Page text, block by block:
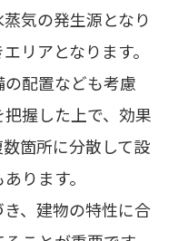
気の発生源となり
リアとなります。
配置なども考慮
握した上で、効果
箇所に分散して設
ります。
、建物の特性に合